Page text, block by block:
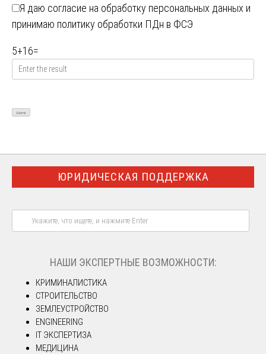
Я даю согласие на обработку персональных данных и
принимаю политику обработки ПДн в ФСЭ
5+16=
ЮРИДИЧЕСКАЯ ПОДДЕРЖКА
НАШИ ЭКСПЕРТНЫЕ ВОЗМОЖНОСТИ:
КРИМИНАЛИСТИКА
СТРОИТЕЛЬСТВО
ЗЕМЛЕУСТРОЙСТВО
ENGINEERING
IT ЭКСПЕРТИЗА
МЕДИЦИНА